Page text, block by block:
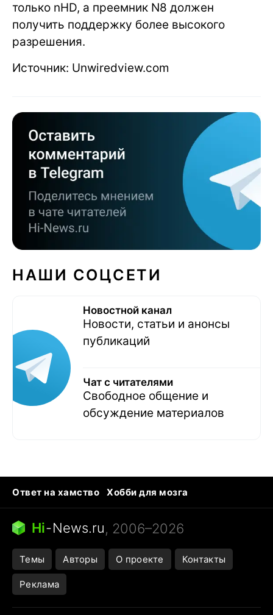
только nHD, а преемник N8 должен
получить поддержку более высокого
разрешения.
Источник: Unwiredview.com
НАШИ СОЦСЕТИ
Новостной канал
Новости, статьи и анонсы
публикаций
Чат с читателями
Свободное общение и
обсуждение материалов
Ответ на хамство
Хобби для мозга
Бензин 100 и 95
Тунцы в океанариуме
Следующая пандемия
Hi-News.ru, 2006–2026
Темы Авторы О проекте Контакты
Реклама